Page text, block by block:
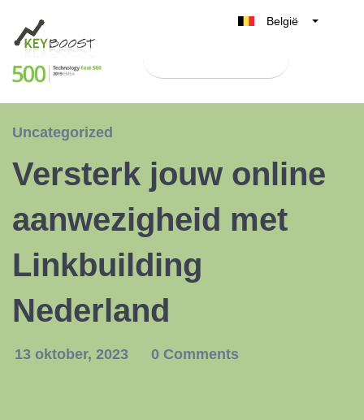
België
Nederland
España
Uncategorized
Versterk jouw online
aanwezigheid met
Linkbuilding
Nederland
13 oktober, 2023 0 Comments